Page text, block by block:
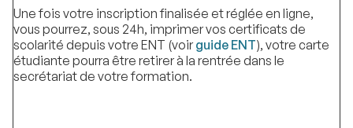
Une fois votre inscription finalisée et réglée en ligne,
vous pourrez, sous 24h, imprimer vos certificats de
scolarité depuis votre ENT (voir guide ENT), votre carte
étudiante pourra être retirer à la rentrée dans le
secrétariat de votre formation.